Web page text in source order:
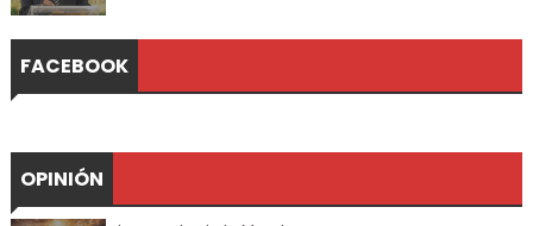
FACEBOOK
OPINIÓN